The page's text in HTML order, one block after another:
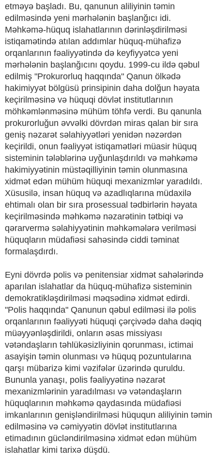
etməyə başladı. Bu, qanunun aliliyinin təmin
edilməsində yeni mərhələnin başlanğıcı idi.
Məhkəmə-hüquq islahatlarının dərinləşdirilməsi
istiqamətində atılan addımlar hüquq-mühafizə
orqanlarının fəaliyyətində də keyfiyyətcə yeni
mərhələnin başlanğıcını qoydu. 1999-cu ildə qəbul
edilmiş "Prokurorluq haqqında" Qanun ölkədə
hakimiyyət bölgüsü prinsipinin daha dolğun həyata
keçirilməsinə və hüquqi dövlət institutlarının
möhkəmlənməsinə mühüm töhfə verdi. Bu qanunla
prokurorluğun əvvəlki dövrdən miras qalan bir sıra
geniş nəzarət səlahiyyətləri yenidən nəzərdən
keçirildi, onun fəaliyyət istiqamətləri müasir hüquq
sisteminin tələblərinə uyğunlaşdırıldı və məhkəmə
hakimiyyətinin müstəqilliyinin təmin olunmasına
xidmət edən mühüm hüquqi mexanizmlər yaradıldı.
Xüsusilə, insan hüquq və azadlıqlarına müdaxilə
ehtimalı olan bir sıra prosessual tədbirlərin həyata
keçirilməsində məhkəmə nəzarətinin tətbiqi və
qərarvermə səlahiyyətinin məhkəmələrə verilməsi
hüquqların müdafiəsi sahəsində ciddi təminat
formalaşdırdı.
Eyni dövrdə polis və penitensiar xidmət sahələrində
aparılan islahatlar da hüquq-mühafizə sisteminin
demokratikləşdirilməsi məqsədinə xidmət edirdi.
"Polis haqqında" Qanunun qəbul edilməsi ilə polis
orqanlarının fəaliyyəti hüquqi çərçivədə daha dəqiq
müəyyənləşdirildi, onların əsas missiyası
vətəndaşların təhlükəsizliyinin qorunması, ictimai
asayişin təmin olunması və hüquq pozuntularına
qarşı mübarizə kimi vəzifələr üzərində quruldu.
Bununla yanaşı, polis fəaliyyətinə nəzarət
mexanizmlərinin yaradılması və vətəndaşların
hüquqlarının məhkəmə qaydasında müdafiəsi
imkanlarının genişləndirilməsi hüququn aliliyinin təmin
edilməsinə və cəmiyyətin dövlət institutlarına
etimadının gücləndirilməsinə xidmət edən mühüm
islahatlar kimi tarixə düşdü.